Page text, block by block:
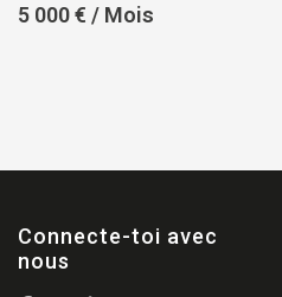
5 000 € / Mois
Connecte-toi avec
nous